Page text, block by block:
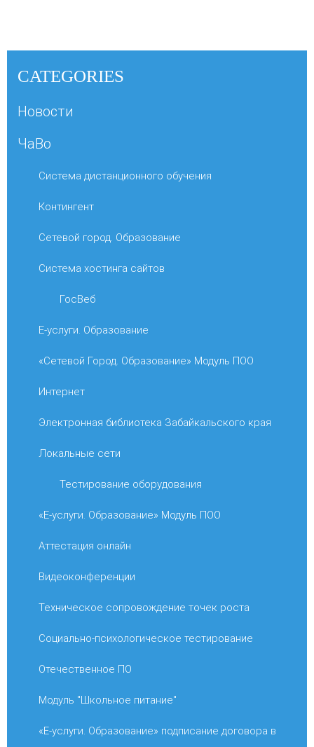
CATEGORIES
Новости
ЧаВо
Система дистанционного обучения
Контингент
Сетевой город. Образование
Система хостинга сайтов
ГосВеб
Е-услуги. Образование
«Сетевой Город. Образование» Модуль ПОО
Интернет
Электронная библиотека Забайкальского края
Локальные сети
Тестирование оборудования
«Е-услуги. Образование» Модуль ПОО
Аттестация онлайн
Видеоконференции
Техническое сопровождение точек роста
Социально-психологическое тестирование
Отечественное ПО
Модуль "Школьное питание"
«Е-услуги. Образование» подписание договора в